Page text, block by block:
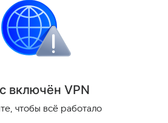
Поделиться
включён VPN
чтобы всё работало